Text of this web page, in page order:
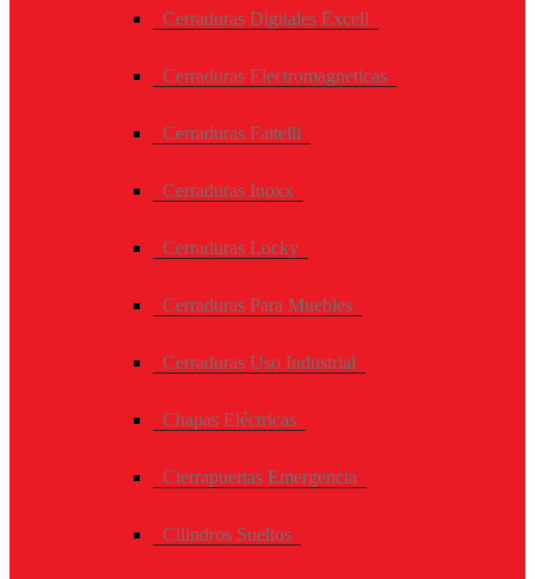
Cerraduras Digitales Excell
Cerraduras Electromagneticas
Cerraduras Faitelli
Cerraduras Inoxx
Cerraduras Locky
Cerraduras Para Muebles
Cerraduras Uso Industrial
Chapas Eléctricas
Cierrapuertas Emergencia
Cilindros Sueltos